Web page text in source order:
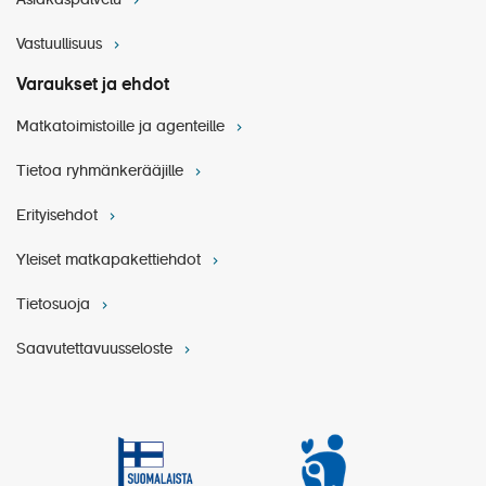
Pidätämme oikeuden muutoksiin.
Vastuullisuus
Varaukset ja ehdot
Matkatoimistoille ja agenteille
Tietoa ryhmänkerääjille
Erityisehdot
Yleiset matkapakettiehdot
Tietosuoja
Saavutettavuusseloste